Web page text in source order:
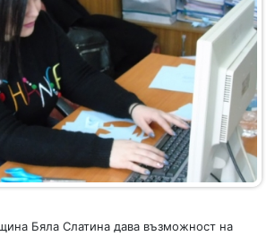
Бяла Слатина дава възможност на